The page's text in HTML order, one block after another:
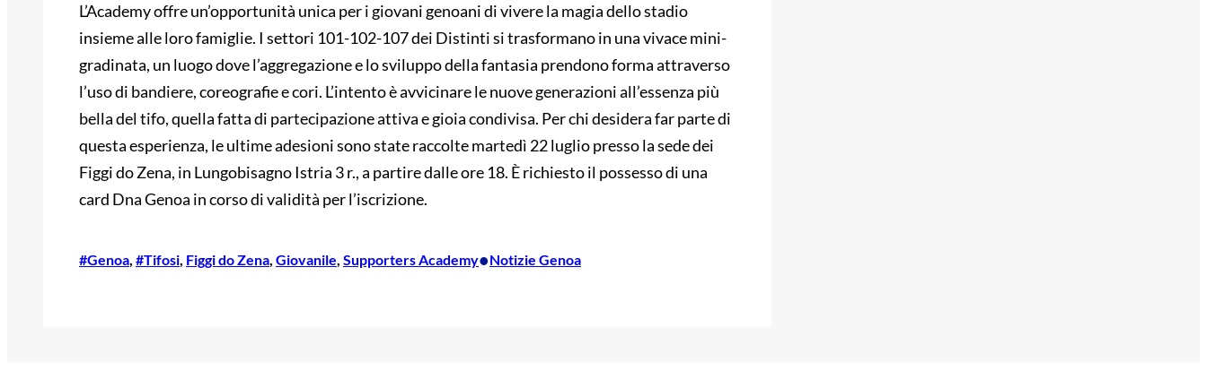
L’Academy offre un’opportunità unica per i giovani genoani di vivere la magia dello stadio
insieme alle loro famiglie. I settori 101-102-107 dei Distinti si trasformano in una vivace mini-
gradinata, un luogo dove l’aggregazione e lo sviluppo della fantasia prendono forma attraverso
l’uso di bandiere, coreografie e cori. L’intento è avvicinare le nuove generazioni all’essenza più
bella del tifo, quella fatta di partecipazione attiva e gioia condivisa. Per chi desidera far parte di
questa esperienza, le ultime adesioni sono state raccolte martedì 22 luglio presso la sede dei
Figgi do Zena, in Lungobisagno Istria 3 r., a partire dalle ore 18. È richiesto il possesso di una
card Dna Genoa in corso di validità per l’iscrizione.
#Genoa, #Tifosi, Figgi do Zena, Giovanile, Supporters Academy•Notizie Genoa